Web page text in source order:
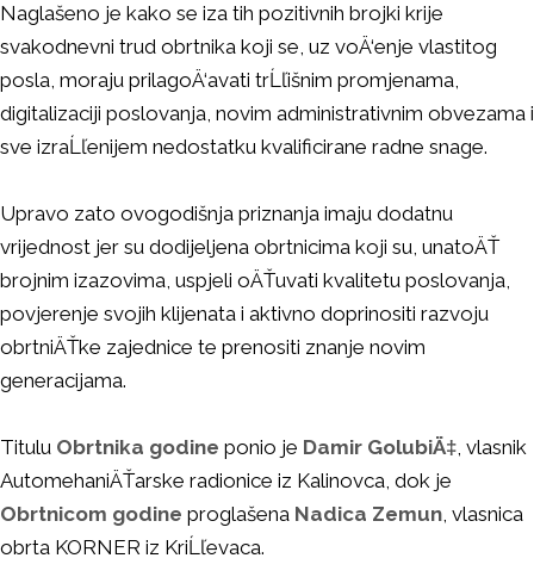
Naglašeno je kako se iza tih pozitivnih brojki krije
svakodnevni trud obrtnika koji se, uz voÄ‘enje vlastitog
posla, moraju prilagoÄ‘avati trĹľišnim promjenama,
digitalizaciji poslovanja, novim administrativnim obvezama i
sve izraĹľenijem nedostatku kvalificirane radne snage.
Upravo zato ovogodišnja priznanja imaju dodatnu
vrijednost jer su dodijeljena obrtnicima koji su, unatoÄŤ
brojnim izazovima, uspjeli oÄŤuvati kvalitetu poslovanja,
povjerenje svojih klijenata i aktivno doprinositi razvoju
obrtniÄŤke zajednice te prenositi znanje novim
generacijama.
Titulu Obrtnika godine ponio je Damir GolubiÄ‡, vlasnik
AutomehaniÄŤarske radionice iz Kalinovca, dok je
Obrtnicom godine proglašena Nadica Zemun, vlasnica
obrta KORNER iz KriĹľevaca.